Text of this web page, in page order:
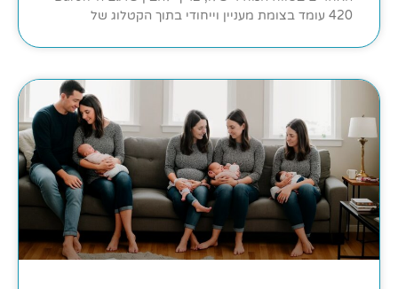
420 עומד בצומת מעניין וייחודי בתוך הקטלוג של